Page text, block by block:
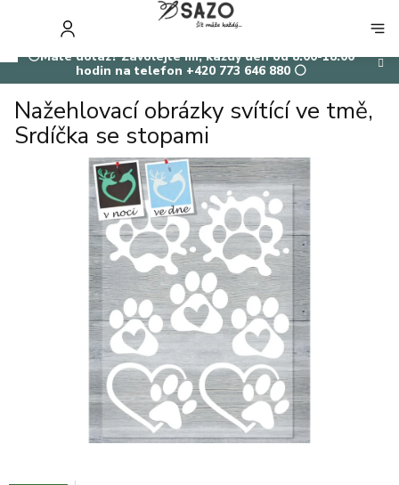
⚪Máte dotaz? Zavolejte mi, každý den od 8:00-18:00
hodin na telefon +420 773 646 880 ⚪
KOŠÍK
Nažehlovací obrázky svítící ve tmě,
Srdíčka se stopami